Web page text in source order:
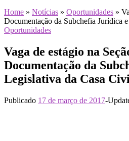
Home » Notícias » Oportunidades »
Documentação da Subchefia Jurídica
Oportunidades
Vaga de estágio na
Documentação da
Legislativa da Casa
Publicado 17 de março de 2017-